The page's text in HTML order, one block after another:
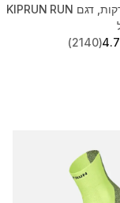
גרבי ריצה דקות, דגם KIPRUN RUN
4.7
(2140)